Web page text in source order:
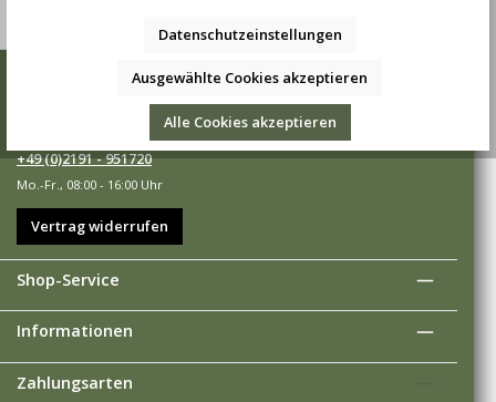
Wir sind für Sie da
Sie haben Fragen, Wünsche oder Anregungen? Rufen Sie uns an
+49 (0)2191 - 951720
Mo.-Fr., 08:00 - 16:00 Uhr
Vertrag widerrufen
Shop-Service
Informationen
Zahlungsarten
Datenschutzeinstellungen
Ausgewählte Cookies akzeptieren
Alle Cookies akzeptieren